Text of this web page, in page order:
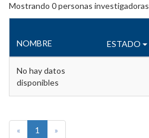
Mostrando 0personas investigadoras
NOMBRE ESTADO
No hay datos
disponibles
« 1 »